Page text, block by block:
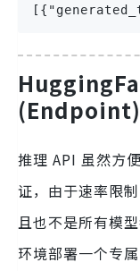
(Endpoint)
推理 API 虽然方
证，由于速率限
且也不是所有模
环境部署一个专